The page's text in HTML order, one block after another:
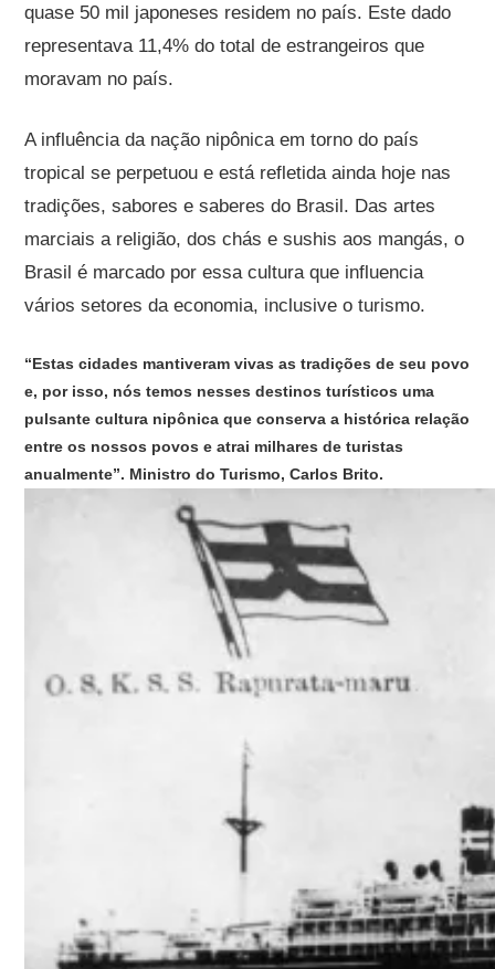
quase 50 mil japoneses residem no país. Este dado
representava 11,4% do total de estrangeiros que
moravam no país.
A influência da nação nipônica em torno do país
tropical se perpetuou e está refletida ainda hoje nas
tradições, sabores e saberes do Brasil. Das artes
marciais a religião, dos chás e sushis aos mangás, o
Brasil é marcado por essa cultura que influencia
vários setores da economia, inclusive o turismo.
“Estas cidades mantiveram vivas as tradições de seu povo
e, por isso, nós temos nesses destinos turísticos uma
pulsante cultura nipônica que conserva a histórica relação
entre os nossos povos e atrai milhares de turistas
anualmente”. Ministro do Turismo, Carlos Brito.